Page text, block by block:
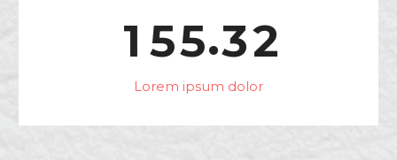
1 55.32
Lorem ipsum dolor